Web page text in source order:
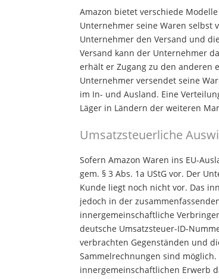
Amazon bietet verschiede
Unternehmer seine Waren selbst
Unternehmer den Versand und
Versand kann der Unternehmer
erhält er Zugang zu den anderen
Unternehmer versendet seine
im In- und Ausland. Eine
Läger in Ländern der weiteren
Umsatzsteuerliche
Sofern Amazon Waren ins EU-
gem. § 3 Abs. 1a UStG vor. Der
Kunde liegt noch nicht vor. Das
jedoch in der
innergemeinschaftliche
deutsche Umsatzsteuer-ID-
verbrachten Gegenständen und
Sammelrechnungen sind
innergemeinschaftlichen Erwerb